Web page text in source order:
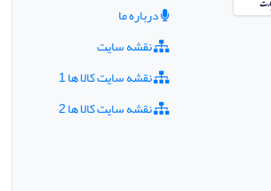
درباره ما
نقشه سایت
نقشه سایت کالا ها 1
نقشه سایت کالا ها 2